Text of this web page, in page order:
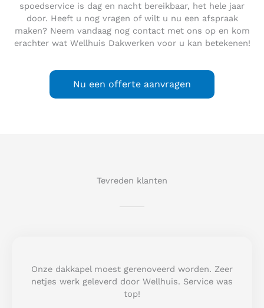
spoedservice is dag en nacht bereikbaar, het hele jaar
door. Heeft u nog vragen of wilt u nu een afspraak
maken? Neem vandaag nog contact met ons op en kom
erachter wat Wellhuis Dakwerken voor u kan betekenen!
Nu een offerte aanvragen
Tevreden klanten
Onze dakkapel moest gerenoveerd worden. Zeer
netjes werk geleverd door Wellhuis. Service was
top!